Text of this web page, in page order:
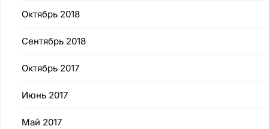
Октябрь 2018
Сентябрь 2018
Октябрь 2017
Июнь 2017
Май 2017